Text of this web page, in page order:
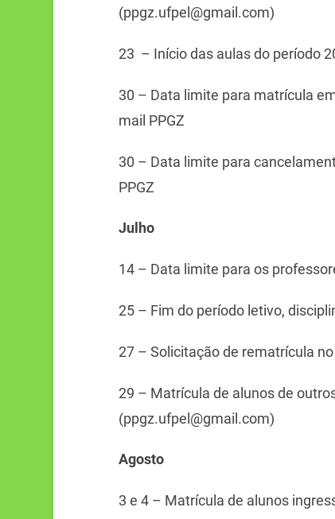
(ppgz.ufpel@gmail.com)
23 – Início das aulas do período
30 – Data limite para matrícula
mail PPGZ
30 – Data limite para
PPGZ
Julho
14 – Data limite para os
25 – Fim do período letivo,
27 – Solicitação de rematrícula
29 – Matrícula de alunos de
(ppgz.ufpel@gmail.com)
Agosto
3 e 4 – Matrícula de alunos